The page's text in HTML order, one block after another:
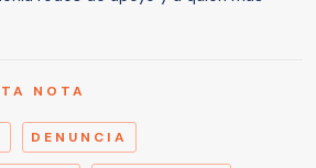
NOTA
DENUNCIA